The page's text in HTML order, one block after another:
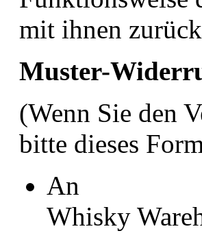
mit ihnen
Muster-
(Wenn Sie den
bitte dieses
An
Whisky